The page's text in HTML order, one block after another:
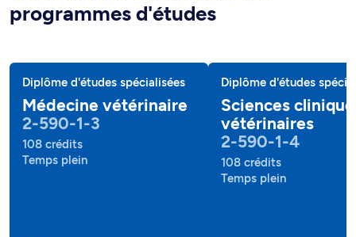
programmes d'études
Diplôme d'études spécialisées
Médecine vétérinaire
2-590-1-3
108 crédits
Temps plein
Diplôme d'études
Sciences
vétérinaires
2-590-1-4
108 crédits
Temps plein